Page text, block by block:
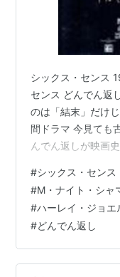
シックス・センス
センス どんでん返
のは「結末」だけ
間ドラマ 今見ても
んでん返しが映画
んでん返しで世界
ト・シャマラン。
イメージが定着し
待するようになり
そして天才子役と
ル・オスメント。
#シックス・センス
#M・ナイト・シャ
#ハーレイ・ジョエ
#どんでん返し